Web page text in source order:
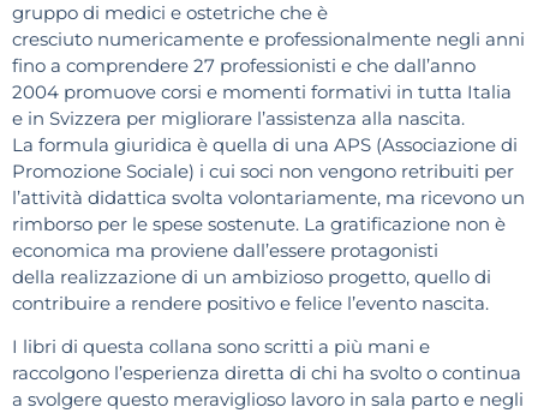
gruppo di medici e ostetriche che è
cresciuto numericamente e professionalmente negli anni
fino a comprendere 27 professionisti e che dall’anno
2004 promuove corsi e momenti formativi in tutta Italia
e in Svizzera per migliorare l’assistenza alla nascita.
La formula giuridica è quella di una APS (Associazione di
Promozione Sociale) i cui soci non vengono retribuiti per
l’attività didattica svolta volontariamente, ma ricevono un
rimborso per le spese sostenute. La gratificazione non è
economica ma proviene dall’essere protagonisti
della realizzazione di un ambizioso progetto, quello di
contribuire a rendere positivo e felice l’evento nascita.
I libri di questa collana sono scritti a più mani e
raccolgono l’esperienza diretta di chi ha svolto o continua
a svolgere questo meraviglioso lavoro in sala parto e negli